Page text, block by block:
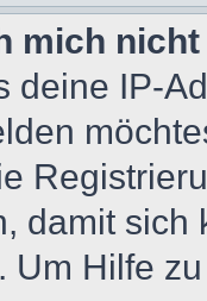
mich
deine IP-
damit
Um Hilfe